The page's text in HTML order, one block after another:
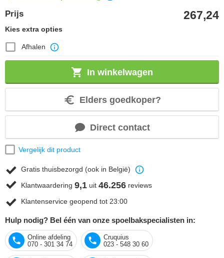
Prijs 267,24
Kies extra opties
Afhalen
In winkelwagen
Elders goedkoper?
Direct contact
Vergelijk dit product
Gratis thuisbezorgd (ook in België)
Klantwaardering 9,1 uit 46.256 reviews
Klantenservice geopend tot 23:00
Hulp nodig? Bel één van onze spoelbakspecialisten in:
Online afdeling
070 - 301 34 74
Cruquius
023 - 548 30 60